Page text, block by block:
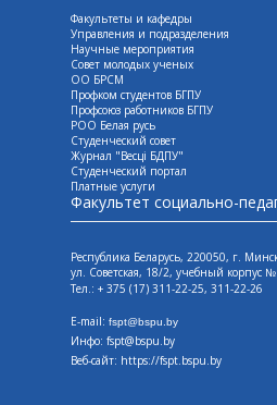
Факультеты и кафедры
Управления и подразделения
Научные мероприятия
Совет молодых ученых
ОО БРСМ
Профком студентов БГПУ
Профсоюз работников БГПУ
РОО Белая русь
Студенческий совет
Журнал "Весцi БДПУ"
Студенческий портал
Платные услуги
Факультет социально-
Республика Беларусь, 220050, г.
ул. Советская, 18/2, учебный корпус
Тел.: + 375 (17) 311-22-25, 311-22-26
E-mail: fspt@bspu.by
Инфо: fspt@bspu.by
Веб-сайт: https://fspt.bspu.by